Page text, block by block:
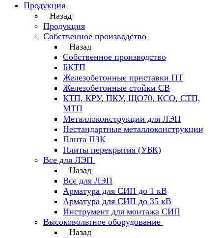
Продукция
Назад
Продукция
Собственное производство
Назад
Собственное производство
БКТП
Железобетонные приставки ПТ
Железобетонные стойки СВ
КТП, КРУ, ПКУ, ЩО70, КСО, СТП,
МТП
Металлоконструкции для ЛЭП
Нестандартные металлоконструкции
Плита ПЗК
Плиты перекрытия (УБК)
Все для ЛЭП
Назад
Все для ЛЭП
Арматура для СИП до 1 кВ
Арматура для СИП до 35 кВ
Инструмент для монтажа СИП
Высоковольтное оборудование
Назад